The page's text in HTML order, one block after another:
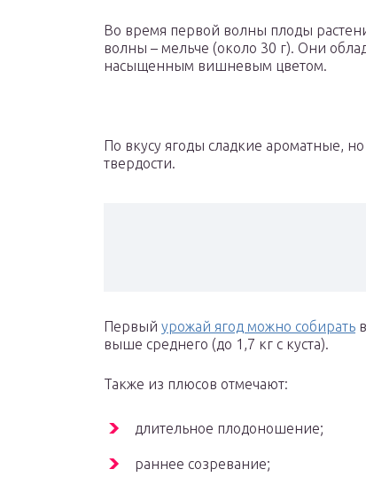
Во время первой волны плоды
волны – мельче (около 30 г). Они
насыщенным вишневым цветом.
По вкусу ягоды сладкие ароматные,
твердости.
Первый урожай ягод можно собирать
выше среднего (до 1,7 кг с куста).
Также из плюсов отмечают:
длительное плодоношение;
раннее созревание;